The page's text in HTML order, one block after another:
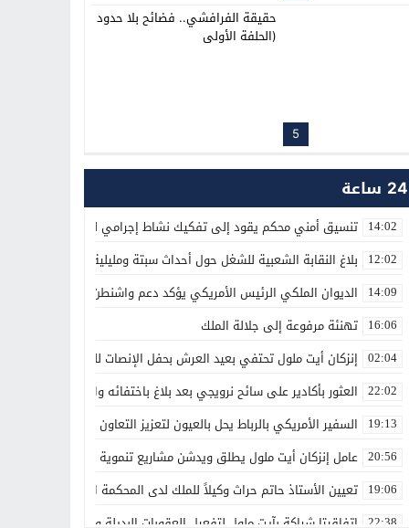
5
حقيقة الفرافشي.. فضائح بلا حدود
(الحلفة الأولى
24 ساعة
14:02 تنسيق أمني محكم يقود إلى تفكيك نشاط إجرامي لترويج المؤثرات
12:02 بلاغ النقابة الشعبية للشغل حول أحداث سبتة ومليلية
14:09 الديوان الملكي الرئيس الأمريكي يؤكد دعم واشنطن الكامل لمغربية
16:06 تهنئة مرفوعة إلى جلالة الملك
02:04 إنزكان أيت ملول تحتفي بعيد العرش بحفل الإنصات للخطاب الملكي
22:02 العثور بأكادير على سائح نرويجي بعد بلاغ باختفائه وانقطاع الاتصال
19:13 السفير الأمريكي بالرباط يحل بالعيون لتعزيز التعاون الاقتصادي
20:56 عامل إنزكان أيت ملول يطلق ويدشن مشاريع تنموية جديدة تخليداً للذكرى الـ27 لعيد العرش
19:06 تعيين الأستاذ حاتم حراث وكيلاً للملك لدى المحكمة الابتدائية بفاس
22:38 اتفاقيتا شراكة بآيت ملول لتفعيل العقوبات البديلة وتعزيز إعادة الإدماج